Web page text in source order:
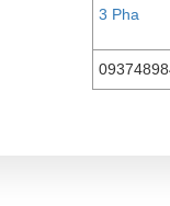
3 Pha